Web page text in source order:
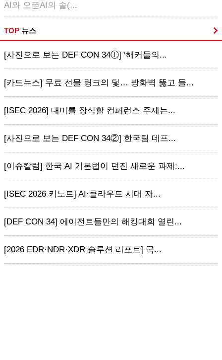
AI와 오픈AI의 솔(...
TOP 뉴스
[사진으로 보는 DEF CON 34ⓛ] ‘해커들의...
[카드뉴스] 무료 선물 링크의 덫… 방화벽 뚫고 들...
[ISEC 2026] 대미를 장식할 컨퍼런스 주제는...
[사진으로 보는 DEF CON 34②] 한국팀 데프...
[이슈칼럼] 한국 AI 기본법이 던진 새로운 과제:...
[ISEC 2026 키노트] AI·클라우드 시대 자...
[DEF CON 34] 에이전트들만의 해킹대회 열린...
[2026 EDR·NDR·XDR 솔루션 리포트] 국...